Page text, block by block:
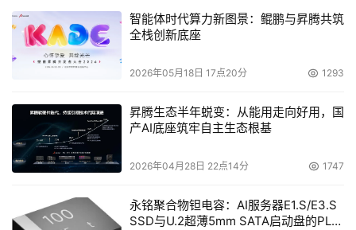
智能体时代算力新图景：鲲鹏与昇腾共筑
全栈创新底座
2026年05月18日 17点20分 1293
昇腾生态半年蜕变：从能用走向好用，国
产AI底座筑牢自主生态根基
2026年04月28日 22点14分 1747
永铭聚合物钽电容：AI服务器E1.S/E3.S
SSD与U.2超薄5mm SATA启动盘的PLP